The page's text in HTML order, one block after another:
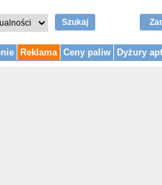
Szukaj
Reklama Ceny paliw Dyżury